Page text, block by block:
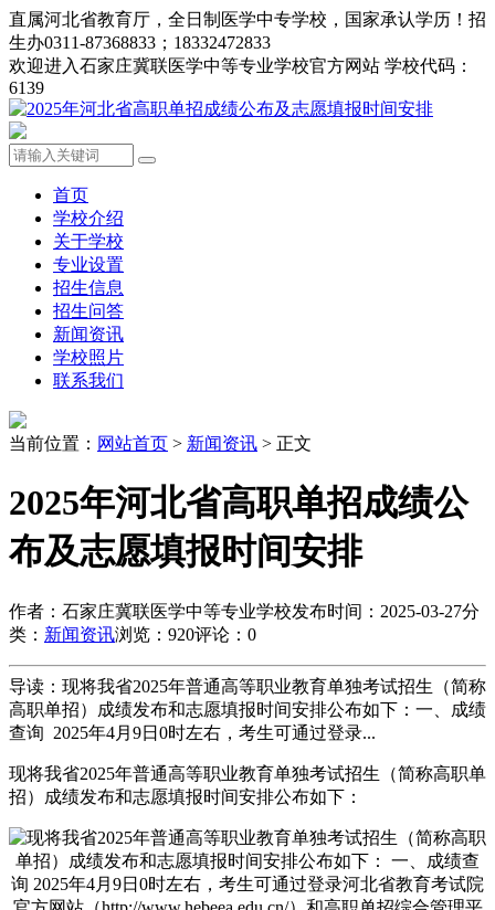
直属河北省教育厅，全日制医学中专学校，国家承认学历！招
生办0311-87368833；18332472833
欢迎进入石家庄冀联医学中等专业学校官方网站 学校代码：
6139
首页
学校介绍
关于学校
专业设置
招生信息
招生问答
新闻资讯
学校照片
联系我们
当前位置： 网站首页 > 新闻资讯 > 正文
2025年河北省高职单招成绩公
布及志愿填报时间安排
作者：石家庄冀联医学中等专业学校发布时间：2025-03-27分
类： 新闻资讯浏览：920评论：0
导读：现将我省2025年普通高等职业教育单独考试招生（简称
高职单招）成绩发布和志愿填报时间安排公布如下：一、成绩
查询 2025年4月9日0时左右，考生可通过登录...
现将我省2025年普通高等职业教育单独考试招生（简称高职单
招）成绩发布和志愿填报时间安排公布如下：